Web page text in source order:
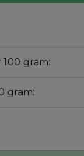
gram:
gram: